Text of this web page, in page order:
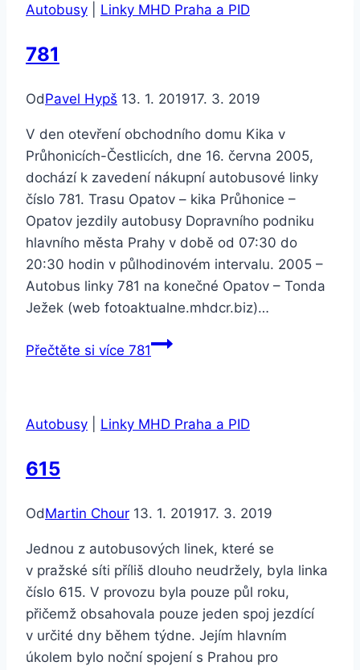
Autobusy Linky MHD Praha a PID
781
OdPavel Hypš 13. 1. 201917. 3. 2019
V den otevření obchodního domu Kika v
Průhonicích-Čestlicích, dne 16. června 2005,
dochází k zavedení nákupní autobusové linky
číslo 781. Trasu Opatov – kika Průhonice –
Opatov jezdily autobusy Dopravního podniku
hlavního města Prahy v době od 07:30 do
20:30 hodin v půlhodinovém intervalu. 2005 –
Autobus linky 781 na konečné Opatov – Tonda
Ježek (web fotoaktualne.mhdcr.biz)…
Přečtěte si více 781
Autobusy Linky MHD Praha a PID
615
OdMartin Chour 13. 1. 201917. 3. 2019
Jednou z autobusových linek, které se
v pražské síti příliš dlouho neudržely, byla linka
číslo 615. V provozu byla pouze půl roku,
přičemž obsahovala pouze jeden spoj jezdící
v určité dny během týdne. Jejím hlavním
úkolem bylo noční spojení s Prahou pro